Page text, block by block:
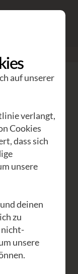
berühren,
bringen,
ihn
darin
uns
auf unserer
verlangt,
Cookies
dass sich
unsere
deinen
zu
nicht-
unsere